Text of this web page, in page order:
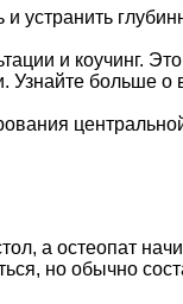
устранить
и коучинг.
Узнайте больше о
а остеопат
но обычно